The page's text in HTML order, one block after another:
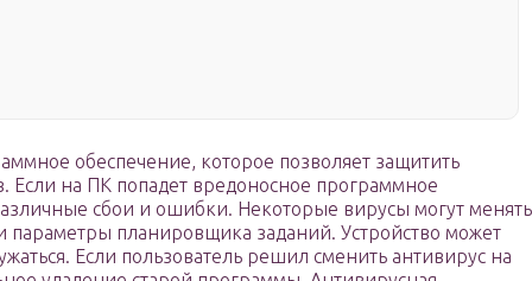
обеспечение, которое позволяет защитить
Если на ПК попадет вредоносное программное
сбои и ошибки. Некоторые вирусы могут менять
планировщика заданий. Устройство может
Если пользователь решил сменить антивирус на